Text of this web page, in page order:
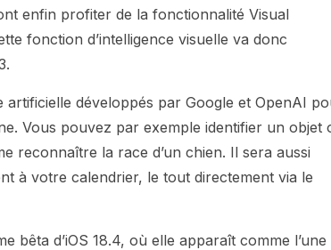
enfin profiter de la fonctionnalité Visual
fonction d’intelligence visuelle va donc
artificielle développés par Google et OpenAI
Vous pouvez par exemple identifier un objet
reconnaître la race d’un chien. Il sera aussi
à votre calendrier, le tout directement via le
bêta d’iOS 18.4, où elle apparaît comme l’une